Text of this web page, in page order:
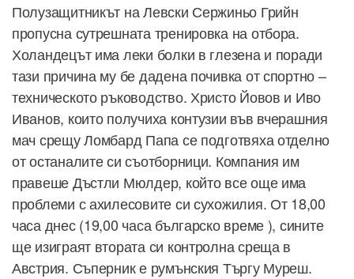
Полузащитникът на Левски Сержиньо Грийн
пропусна сутрешната тренировка на отбора.
Холандецът има леки болки в глезена и поради
тази причина му бе дадена почивка от спортно –
техническото ръководство. Христо Йовов и Иво
Иванов, които получиха контузии във вчерашния
мач срещу Ломбард Папа се подготвяха отделно
от останалите си съотборници. Компания им
правеше Дъстли Мюлдер, който все още има
проблеми с ахилесовите си сухожилия. От 18,00
часа днес (19,00 часа българско време ), сините
ще изиграят втората си контролна среща в
Австрия. Съперник е румънския Търгу Муреш.